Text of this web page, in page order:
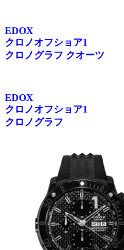
EDOX
クロノオフショア1
クロノグラフ クオーツ
EDOX
クロノオフショア1
クロノグラフ